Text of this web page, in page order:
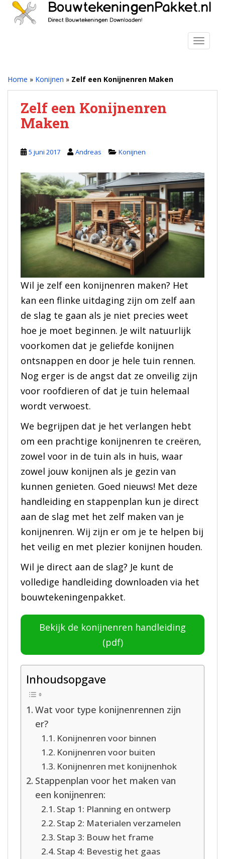
Home » Konijnen » Zelf een Konijnenren Maken
Zelf een Konijnenren
Maken
5 juni 2017 Andreas Konijnen
Wil je zelf een konijnenren maken? Het
kan een flinke uitdaging zijn om zelf aan
de slag te gaan als je niet precies weet
hoe je moet beginnen. Je wilt natuurlijk
voorkomen dat je geliefde konijnen
ontsnappen en door je hele tuin rennen.
Nog erger is de angst dat ze onveilig zijn
voor roofdieren of dat je tuin helemaal
wordt verwoest.
We begrijpen dat je het verlangen hebt
om een prachtige konijnenren te creëren,
zowel voor in de tuin als in huis, waar
zowel jouw konijnen als je gezin van
kunnen genieten. Goed nieuws! Met deze
handleiding en stappenplan kun je direct
aan de slag met het zelf maken van je
konijnenren. Wij zijn er om je te helpen bij
het veilig en met plezier konijnen houden.
Wil je direct aan de slag? Je kunt de
volledige handleiding downloaden via het
bouwtekeningenpakket.
Bekijk de konijnenren handleiding
(pdf)
Inhoudsopgave
Wat voor type konijnenrennen zijn
er?
Konijnenren voor binnen
Konijnenren voor buiten
Konijnenren met konijnenhok
Stappenplan voor het maken van
een konijnenren:
Stap 1: Planning en ontwerp
Stap 2: Materialen verzamelen
Stap 3: Bouw het frame
Stap 4: Bevestig het gaas